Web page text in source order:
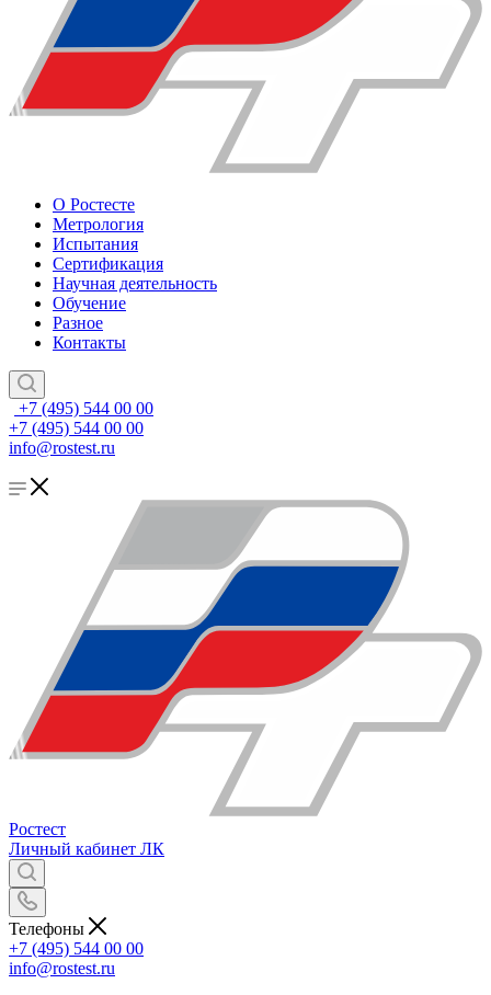
О Ростесте
Метрология
Испытания
Сертификация
Научная деятельность
Обучение
Разное
Контакты
+7 (495) 544 00 00
+7 (495) 544 00 00
info@rostest.ru
Ростест
Личный кабинет ЛК
Телефоны
+7 (495) 544 00 00
info@rostest.ru